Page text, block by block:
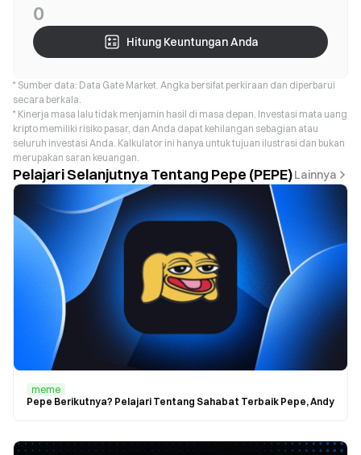
0
Hitung Keuntungan Anda
* Sumber data: Data Gate Market. Angka bersifat perkiraan dan diperbarui
secara berkala.
* Kinerja masa lalu tidak menjamin hasil di masa depan. Investasi mata uang
kripto memiliki risiko pasar, dan Anda dapat kehilangan sebagian atau
seluruh investasi Anda. Kalkulator ini hanya untuk tujuan ilustrasi dan bukan
merupakan saran keuangan.
Pelajari Selanjutnya Tentang Pepe (PEPE)Lainnya
meme
Pepe Berikutnya? Pelajari Tentang Sahabat Terbaik Pepe, Andy